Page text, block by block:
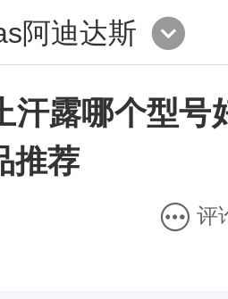
阿迪达斯
汗露哪个型号
推荐
评